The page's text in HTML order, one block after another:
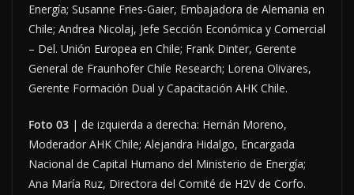
Energía; Susanne Fries-Gaier, Embajadora de Alemania en
Chile; Andrea Nicolaj, Jefe Sección Económica y Comercial
– Del. Unión Europea en Chile; Frank Dinter, Gerente
General de Fraunhofer Chile Research; Lorena Olivares,
Gerente Formación Dual y Capacitación AHK Chile.
Foto 03 | de izquierda a derecha: Hernán Moreno,
Moderador AHK Chile; Alejandra Hidalgo, Encargada
Nacional de Capital Humano del Ministerio de Energía;
Ana María Ruz, Directora del Comité de H2V de Corfo.